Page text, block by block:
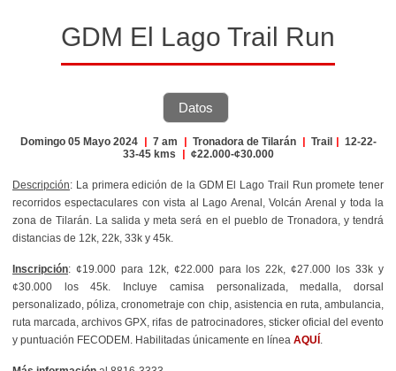
GDM El Lago Trail Run
Datos
Domingo 05 Mayo 2024 | 7 am | Tronadora de Tilarán | Trail | 12-22-
33-45 kms
| ¢22.000-¢30.000
Descripción: La primera edición de la GDM El Lago Trail Run promete tener
recorridos espectaculares con vista al Lago Arenal, Volcán Arenal y toda la
zona de Tilarán. La salida y meta será en el pueblo de Tronadora, y tendrá
distancias de 12k, 22k, 33k y 45k.
Inscripción: ¢19.000 para 12k, ¢22.000 para los 22k, ¢27.000 los 33k y
¢30.000 los 45k. Incluye camisa personalizada, medalla, dorsal
personalizado, póliza, cronometraje con chip, asistencia en ruta, ambulancia,
ruta marcada, archivos GPX, rifas de patrocinadores, sticker oficial del evento
y puntuación FECODEM. Habilitadas únicamente en línea AQUÍ